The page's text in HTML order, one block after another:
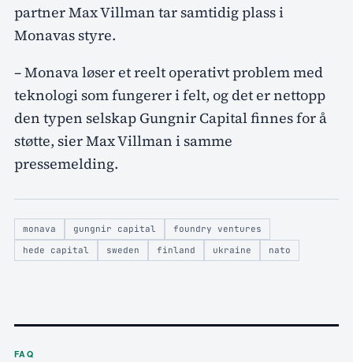
partner Max Villman tar samtidig plass i
Monavas styre.
– Monava løser et reelt operativt problem med
teknologi som fungerer i felt, og det er nettopp
den typen selskap Gungnir Capital finnes for å
støtte, sier Max Villman i samme
pressemelding.
monava gungnir capital
foundry ventures
hede capital
sweden finland ukraine nato
FAQ